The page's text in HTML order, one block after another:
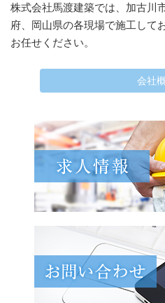
株式会社馬渡建築では、加古川
府、岡山県の各現場で施工して
お任せください。
会社